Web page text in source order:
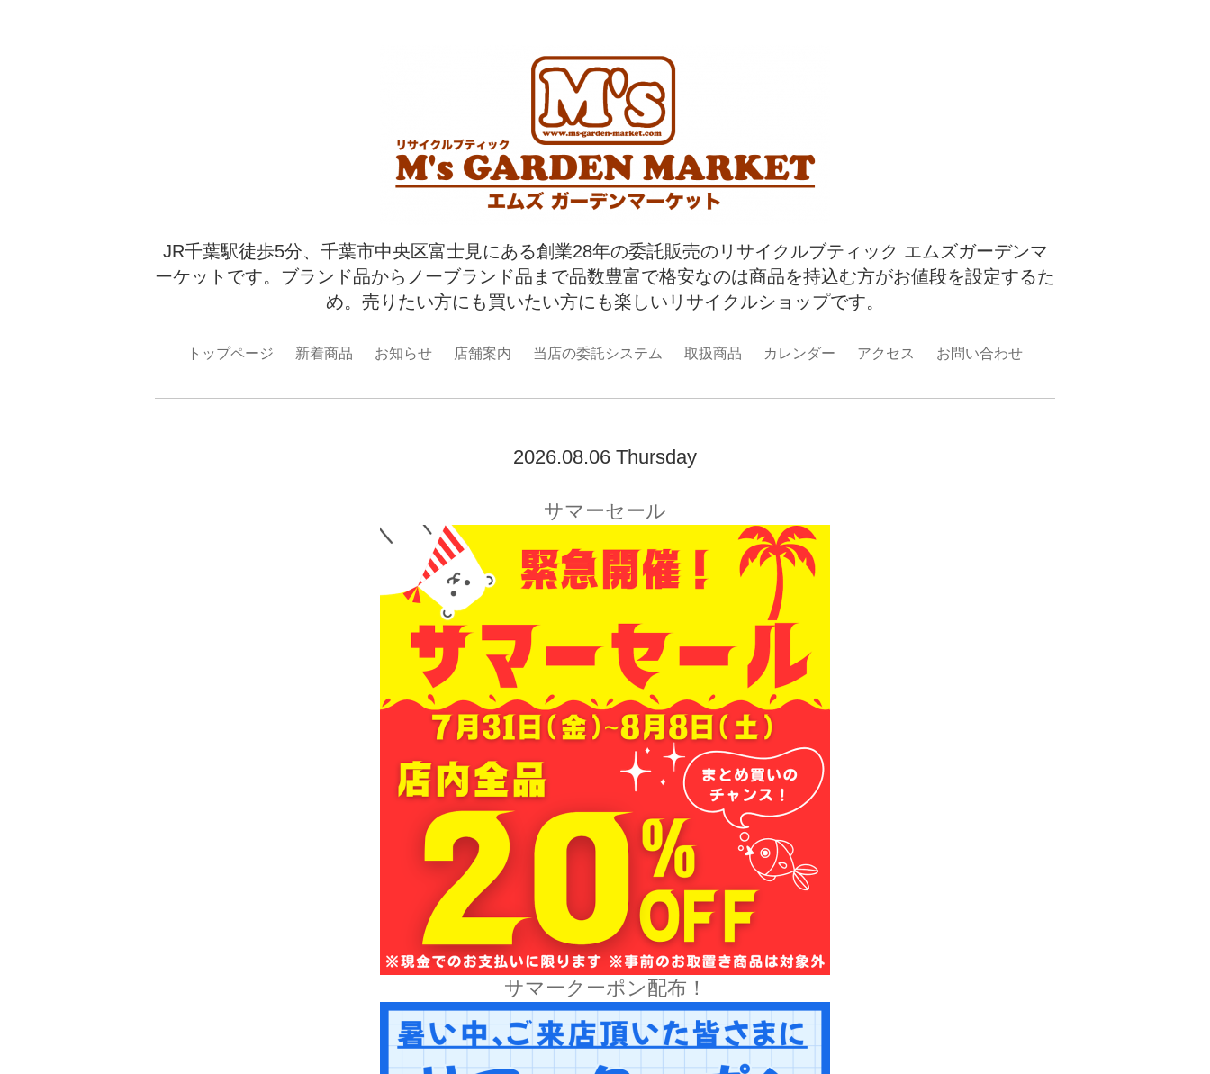
JR千葉駅徒歩5分、千葉市中央区富士見にある創業28年の委託販売のリサイクルブティック エムズガーデンマ
ーケットです。ブランド品からノーブランド品まで品数豊富で格安なのは商品を持込む方がお値段を設定するた
め。売りたい方にも買いたい方にも楽しいリサイクルショップです。
トップページ 新着商品 お知らせ 店舗案内 当店の委託システム 取扱商品 カレンダー アクセス お問い合わせ
2026.08.06 Thursday
サマーセール
サマークーポン配布！